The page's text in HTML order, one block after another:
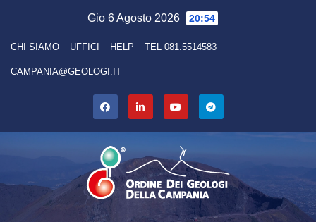
content
Gio 6 Agosto 2026 20:54
CHI SIAMO UFFICI HELP TEL 081.5514583
CAMPANIA@GEOLOGI.IT